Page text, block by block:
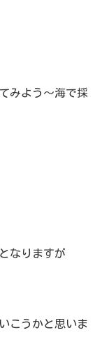
みよう～海で採
なりますが
こうかと思いま